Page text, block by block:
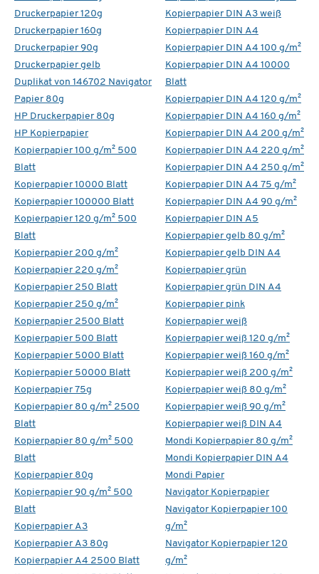
Druckerpapier 120g
Druckerpapier 160g
Druckerpapier 90g
Druckerpapier gelb
Duplikat von 146702 Navigator
Papier 80g
HP Druckerpapier 80g
HP Kopierpapier
Kopierpapier 100 g/m² 500
Blatt
Kopierpapier 10000 Blatt
Kopierpapier 100000 Blatt
Kopierpapier 120 g/m² 500
Blatt
Kopierpapier 200 g/m²
Kopierpapier 220 g/m²
Kopierpapier 250 Blatt
Kopierpapier 250 g/m²
Kopierpapier 2500 Blatt
Kopierpapier 500 Blatt
Kopierpapier 5000 Blatt
Kopierpapier 50000 Blatt
Kopierpapier 75g
Kopierpapier 80 g/m² 2500
Blatt
Kopierpapier 80 g/m² 500
Blatt
Kopierpapier 80g
Kopierpapier 90 g/m² 500
Blatt
Kopierpapier A3
Kopierpapier A3 80g
Kopierpapier A4 2500 Blatt
Kopierpapier DIN A3 weiß
Kopierpapier DIN A4
Kopierpapier DIN A4 100 g/m²
Kopierpapier DIN A4 10000
Blatt
Kopierpapier DIN A4 120 g/m²
Kopierpapier DIN A4 160 g/m²
Kopierpapier DIN A4 200 g/m²
Kopierpapier DIN A4 220 g/m²
Kopierpapier DIN A4 250 g/m²
Kopierpapier DIN A4 75 g/m²
Kopierpapier DIN A4 90 g/m²
Kopierpapier DIN A5
Kopierpapier gelb 80 g/m²
Kopierpapier gelb DIN A4
Kopierpapier grün
Kopierpapier grün DIN A4
Kopierpapier pink
Kopierpapier weiß
Kopierpapier weiß 120 g/m²
Kopierpapier weiß 160 g/m²
Kopierpapier weiß 200 g/m²
Kopierpapier weiß 80 g/m²
Kopierpapier weiß 90 g/m²
Kopierpapier weiß DIN A4
Mondi Kopierpapier 80 g/m²
Mondi Kopierpapier DIN A4
Mondi Papier
Navigator Kopierpapier
Navigator Kopierpapier 100
g/m²
Navigator Kopierpapier 120
g/m²